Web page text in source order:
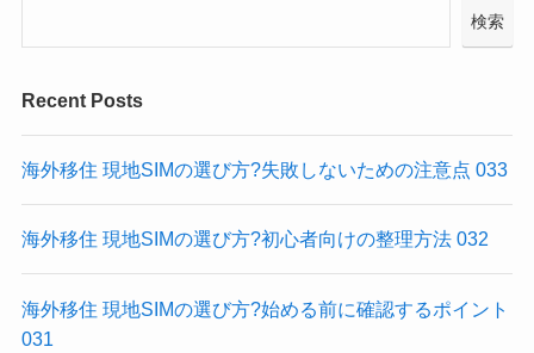
検索
Recent Posts
海外移住 現地SIMの選び方?失敗しないための注意点 033
海外移住 現地SIMの選び方?初心者向けの整理方法 032
海外移住 現地SIMの選び方?始める前に確認するポイント
031